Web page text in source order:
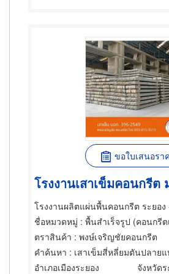
ขอใบเสนอรา
โรงงานเสาเข็มคอนกรีต
ชื่อหมวดหมู่ : พื้นสำเร็จรูป (คอนกรีตเสริมเหล็กและอัด
ตราสินค้า : พงษ์เจริญชัยคอนกรีต
คำค้นหา : เสาเข็มสี่หลี่ยมตันปลาย
อำเภอเมืองระยอง
จังหวัดร